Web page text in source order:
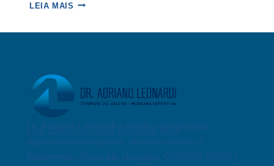
LEIA MAIS SERÁ
Logo Adriano Leonardi Horizontal Novo
Dr. Adriano Leonardi é médico ortopedista
especialista em joelho, atuando desde o
tratamento clínico até cirurgico. CRM/SP 99660 |